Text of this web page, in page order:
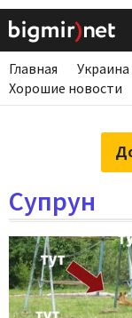
Главная Украина
Хорошие новости
Супрун